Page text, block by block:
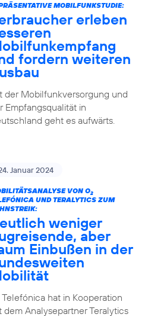
MOBILFUNKSTUDIE:
erleben
fordern weiteren
der Mobilfunkversorgung und
Empfangsqualität in
geht es aufwärts.
Januar 2024
VON O2
UND TERALYTICS ZUM
weniger
aber
Einbußen in der
Telefónica hat in Kooperation
dem Analysepartner Teralytics